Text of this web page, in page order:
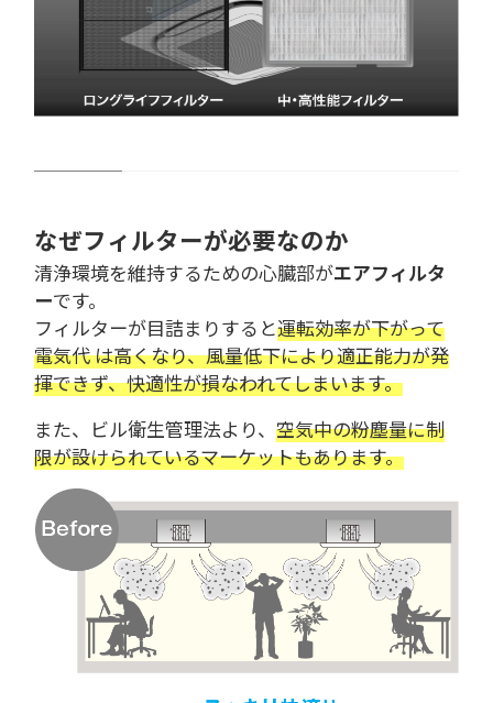
なぜフィルターが必要なのか
清浄環境を維持するための心臓部がエアフィルタ
ーです。
フィルターが目詰まりすると運転効率が下がって
電気代 は高くなり、風量低下により適正能力が発
揮できず、快適性が損なわれてしまいます。
また、ビル衛生管理法より、空気中の粉塵量に制
限が設けられているマーケットもあります。